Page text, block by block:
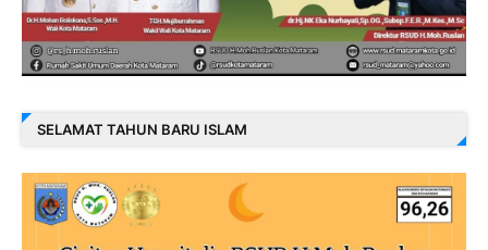
SELAMAT TAHUN BARU ISLAM